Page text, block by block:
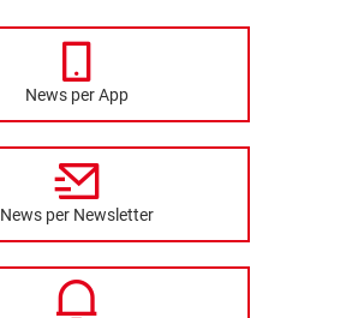
News per App
News per Newsletter